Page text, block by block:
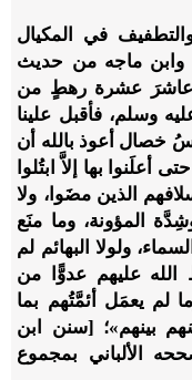
في المكيال
وابن ماجه من حديث
عاشرَ عشرة رهطٍ من
وسلم، فأقبل علينا
خصال أعوذ بالله أن
بها إلاَّ ابتُلوا
الذين مضَوا، ولا
المؤونة، وما منَع
ولولا البهائم لم
الله عليهم عدوًّا من
لم يعمَل أئمَّتُهم بما
بينهم»؛ [سنن ابن
وغيره، وصححه الألباني بمجموع